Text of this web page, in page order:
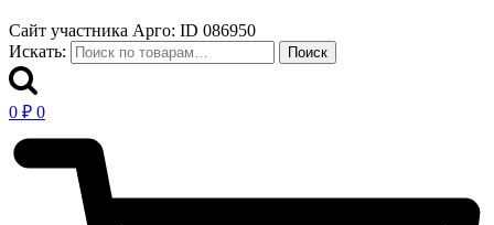
Сайт участника Арго: ID 086950
Искать:
Поиск
0 ₽ 0